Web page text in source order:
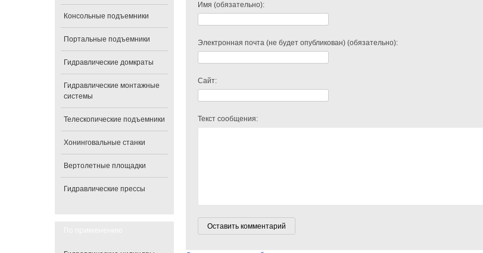
Имя (обязательно):
Электронная почта (не будет опубликован) (обязательно):
Сайт:
Текст сообщения:
Консольные подъемники
Портальные подъемники
Гидравлические домкраты
Гидравлические монтажные
системы
Телескопические подъемники
Хонинговальные станки
Вертолетные площадки
Гидравлические прессы